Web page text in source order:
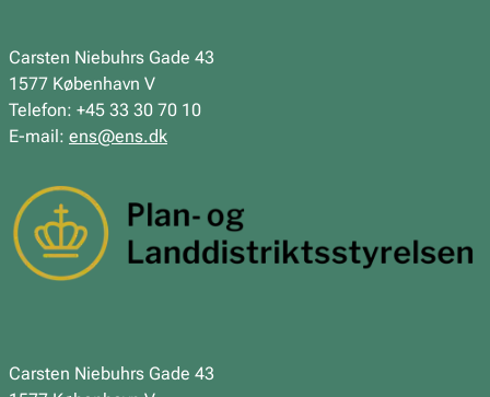
Carsten Niebuhrs Gade 43
1577 København V
Telefon: +45 33 30 70 10
E-mail: ens@ens.dk
Carsten Niebuhrs Gade 43